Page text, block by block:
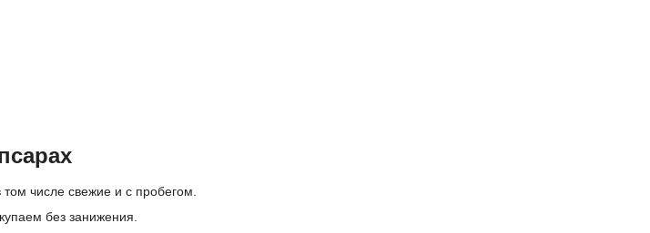
числе свежие и с пробегом.
без занижения.